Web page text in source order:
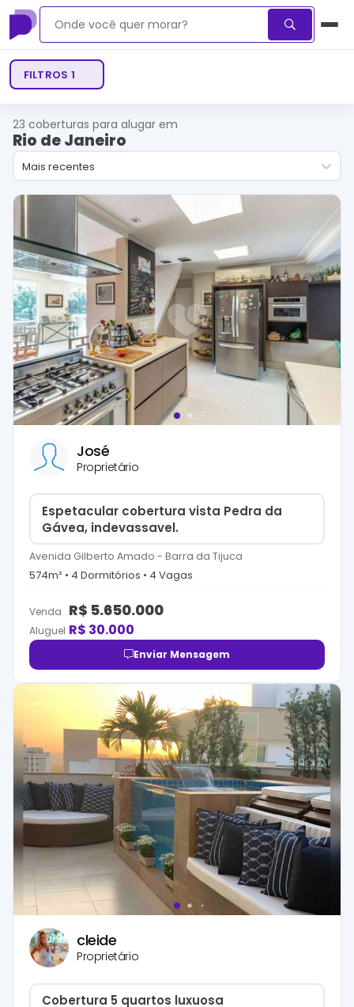
FILTROS 1
23 coberturas para alugar em
Rio de Janeiro
Mais recentes
José
Proprietário
Espetacular cobertura vista Pedra da
Gávea, indevassavel.
Avenida Gilberto Amado - Barra da Tijuca
574m² • 4 Dormitórios • 4 Vagas
Venda R$ 5.650.000
Aluguel R$ 30.000
Enviar Mensagem
cleide
Proprietário
Cobertura 5 quartos luxuosa